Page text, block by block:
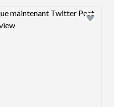
Design preview image